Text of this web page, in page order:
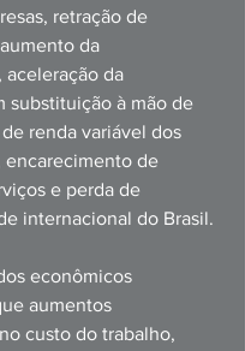
retração de
da
aceleração da
substituição à mão de
renda variável dos
encarecimento de
e perda de
internacional do Brasil.
econômicos
aumentos
custo do trabalho,